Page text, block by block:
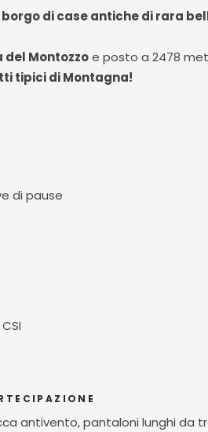
borgo di case antiche di rara
del Montozzoe posto a 2478
tipici di Montagna!
di pause
antivento, pantaloni lunghi da